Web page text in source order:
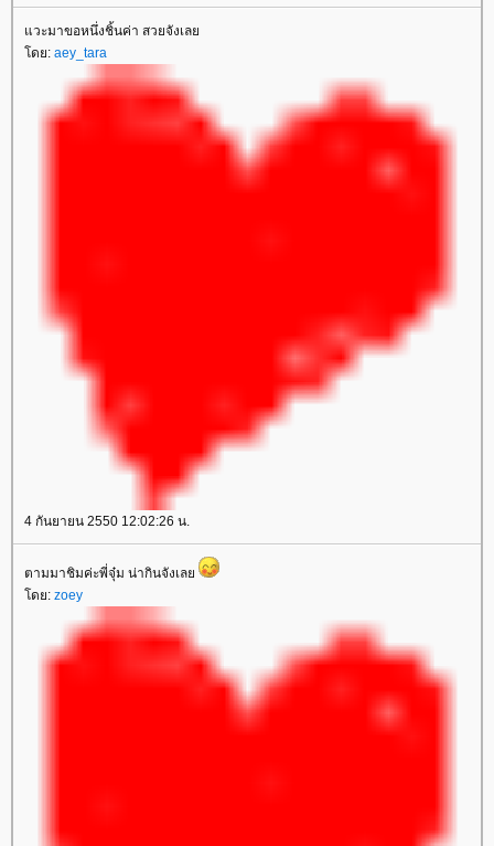
แวะมาขอหนึ่งชิ้นค่า สวยจังเลย
โดย: aey_tara
4 กันยายน 2550 12:02:26 น.
ตามมาชิมค่ะพี่จุ๋ม น่ากินจังเลย
โดย: zoey